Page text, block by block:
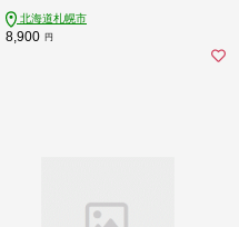
北海道札幌市
8,900 円